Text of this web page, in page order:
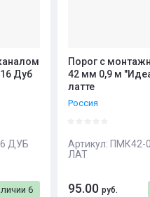
Дуб
ДУБ
6
Порог с
42 мм 0,9 м
латте
Россия
Артикул: ПМК42-
ЛАТ
95.00 руб.